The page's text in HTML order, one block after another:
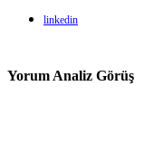
linkedin
Yorum Analiz Görüş